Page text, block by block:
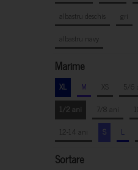
albastru deschis
gri
albastru navy
Marime
XL M XS 5/6
1/2 ani
7/8 ani
12-14 ani
S L
Sortare